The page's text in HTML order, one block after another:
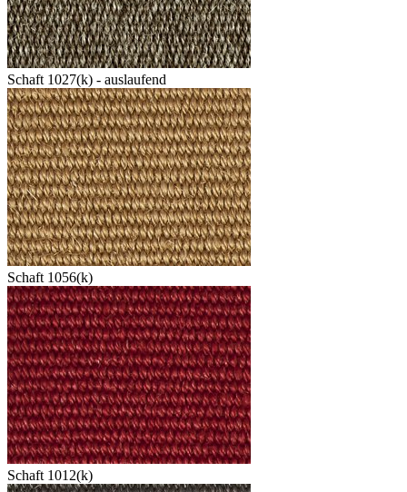
Schaft 1027(k) - auslaufend
Schaft 1056(k)
Schaft 1012(k)